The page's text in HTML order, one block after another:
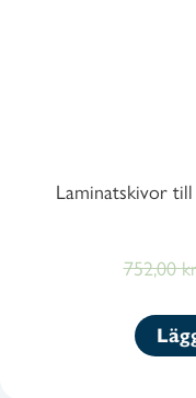
Laminatskivor
752,00